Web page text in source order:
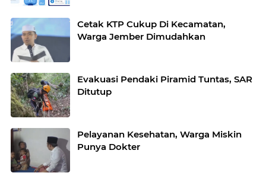
Cetak KTP Cukup Di Kecamatan,
Warga Jember Dimudahkan
Evakuasi Pendaki Piramid Tuntas, SAR
Ditutup
Pelayanan Kesehatan, Warga Miskin
Punya Dokter